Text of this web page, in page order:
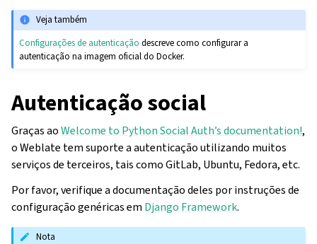
Veja também
Configurações de autenticação descreve como configurar a
autenticação na imagem oficial do Docker.
Autenticação social
Graças aoWelcome to Python Social Auth’s documentation!,
o Weblate tem suporte a autenticação utilizando muitos
serviços de terceiros, tais como GitLab, Ubuntu, Fedora, etc.
Por favor, verifique a documentação deles por instruções de
configuração genéricas em Django Framework.
Nota